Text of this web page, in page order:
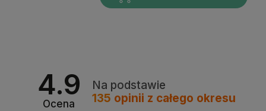
4.9
Ocena
Na podstawie
135 opinii z całego okresu